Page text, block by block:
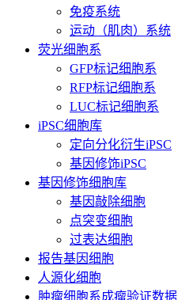
免疫系统
运动（肌肉）系统
荧光细胞系
GFP标记细胞系
RFP标记细胞系
LUC标记细胞系
iPSC细胞库
定向分化衍生iPSC
基因修饰iPSC
基因修饰细胞库
基因敲除细胞
点突变细胞
过表达细胞
报告基因细胞
人源化细胞
肿瘤细胞系成瘤验证数据